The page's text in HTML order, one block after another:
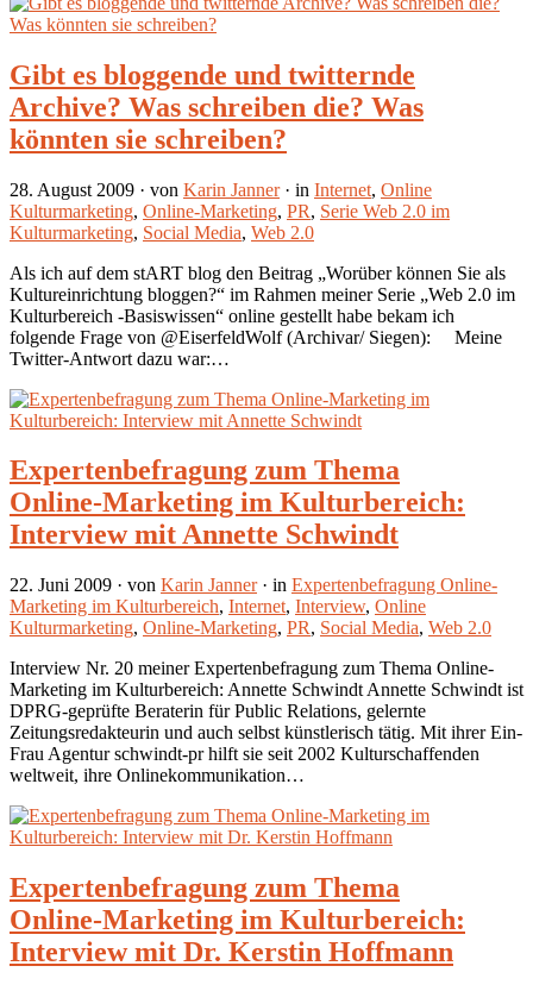
Gibt es bloggende und twitternde
Archive? Was schreiben die? Was
könnten sie schreiben?
28. August 2009 · von Karin Janner· in Internet, Online
Kulturmarketing, Online-Marketing, PR, Serie Web 2.0 im
Kulturmarketing, Social Media, Web 2.0
Als ich auf dem stART blog den Beitrag „Worüber können Sie als
Kultureinrichtung bloggen?“ im Rahmen meiner Serie „Web 2.0 im
Kulturbereich -Basiswissen“ online gestellt habe bekam ich
folgende Frage von @EiserfeldWolf (Archivar/ Siegen): Meine
Twitter-Antwort dazu war:…
Expertenbefragung zum Thema
Online-Marketing im Kulturbereich:
Interview mit Annette Schwindt
22. Juni 2009 · von Karin Janner· in Expertenbefragung Online-
Marketing im Kulturbereich, Internet, Interview, Online
Kulturmarketing, Online-Marketing, PR, Social Media, Web 2.0
Interview Nr. 20 meiner Expertenbefragung zum Thema Online-
Marketing im Kulturbereich: Annette Schwindt Annette Schwindt ist
DPRG-geprüfte Beraterin für Public Relations, gelernte
Zeitungsredakteurin und auch selbst künstlerisch tätig. Mit ihrer Ein-
Frau Agentur schwindt-pr hilft sie seit 2002 Kulturschaffenden
weltweit, ihre Onlinekommunikation…
Expertenbefragung zum Thema
Online-Marketing im Kulturbereich:
Interview mit Dr. Kerstin Hoffmann